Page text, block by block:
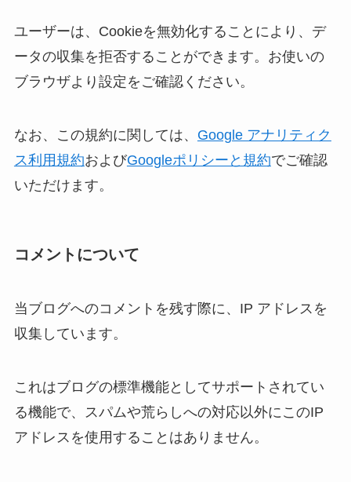
ユーザーは、Cookieを無効化することにより、デ
ータの収集を拒否することができます。お使いの
ブラウザより設定をご確認ください。
なお、この規約に関しては、 Google アナリティク
ス利用規約およびGoogleポリシーと規約でご確認
いただけます。
コメントについて
当ブログへのコメントを残す際に、IP アドレスを
収集しています。
これはブログの標準機能としてサポートされてい
る機能で、スパムや荒らしへの対応以外にこのIP
アドレスを使用することはありません。